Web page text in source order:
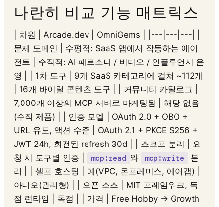
나란히 비교 기능 매트릭스
| 차원 | Arcade.dev | OmniGems | |---|---|---| |
문제 도메인 | 수평적: SaaS 앱에서 작동하는 에이
전트 | 수직적: AI 페르소나 / 비디오 / 인플루언서 운
영 | | 1차 도구 | 9개 SaaS 카테고리에 걸쳐 ~112개
| 16개 바이럴 콘텐츠 도구 | | 커뮤니티 카탈로그 |
7,000개 이상의 MCP 서버로 마케팅됨 | 해당 없음
(수직 제품) | | 인증 모델 | OAuth 2.0 + OBO +
URL 유도, 액션 수준 | OAuth 2.1 + PKCE S256 +
JWT 24h, 회전된 refresh 30d | | 스코프 분리 | 요
청 시 도구별 인증 |
mcp:read 와 mcp:write
분
리 | | 셀프 호스팅 | 예(VPC, 온프레미스, 에어갭) |
아니오(관리형) | | 오픈 소스 | MIT 프레임워크, 독
점 런타임 | 독점 | | 가격 | Free Hobby → Growth